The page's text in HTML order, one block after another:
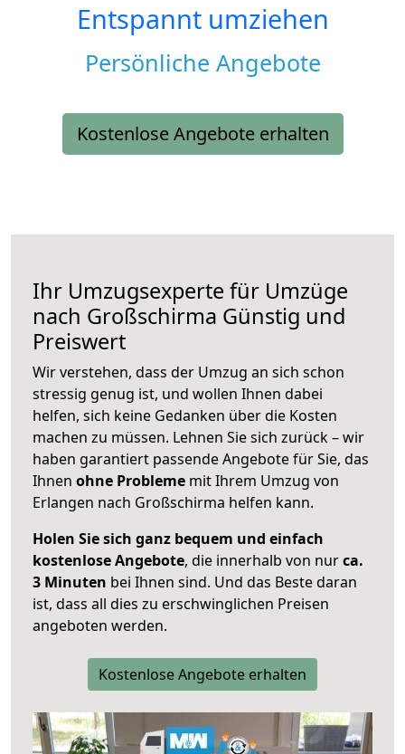
Entspannt umziehen
Persönliche Angebote
Kostenlose Angebote erhalten
Ihr Umzugsexperte für Umzüge
nach Großschirma Günstig und
Preiswert
Wir verstehen, dass der Umzug an sich schon
stressig genug ist, und wollen Ihnen dabei
helfen, sich keine Gedanken über die Kosten
machen zu müssen. Lehnen Sie sich zurück – wir
haben garantiert passende Angebote für Sie, das
Ihnen ohne Probleme mit Ihrem Umzug von
Erlangen nach Großschirma helfen kann.
Holen Sie sich ganz bequem und einfach
kostenlose Angebote, die innerhalb von nurca.
3 Minuten bei Ihnen sind. Und das Beste daran
ist, dass all dies zu erschwinglichen Preisen
angeboten werden.
Kostenlose Angebote erhalten